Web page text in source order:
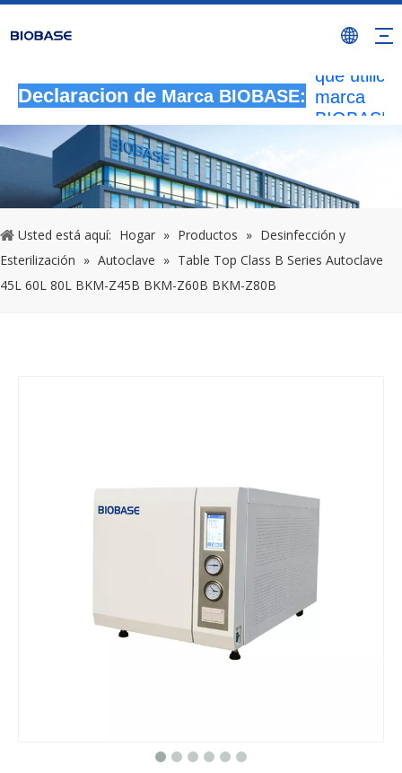
Declaracion de Marca BIOBASE: marca
BIOBASE
legal.
Usted está aquí: Hogar » Productos » Desinfección y
Esterilización » Autoclave » Table Top Class B Series Autoclave
45L 60L 80L BKM-Z45B BKM-Z60B BKM-Z80B